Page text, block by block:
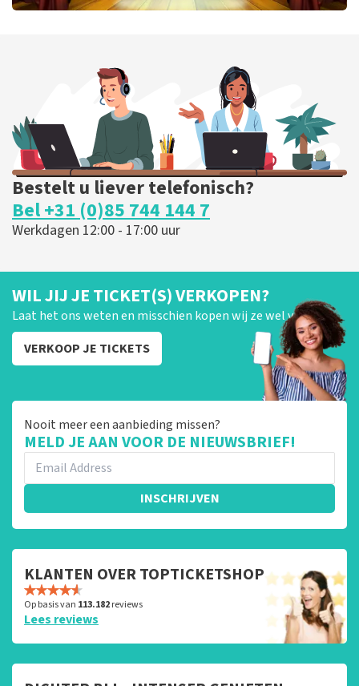
BESTEL NU
Bestelt u liever telefonisch?
Bel +31 (0)85 744 144 7
Werkdagen 12:00 - 17:00 uur
WIL JIJ JE TICKET(S) VERKOPEN?
Laat het ons weten en misschien kopen wij ze wel van je!
VERKOOP JE TICKETS
Nooit meer een aanbieding missen?
MELD JE AAN VOOR DE NIEUWSBRIEF!
INSCHRIJVEN
KLANTEN OVER TOPTICKETSHOP
Op basis van 113.182reviews
Lees reviews